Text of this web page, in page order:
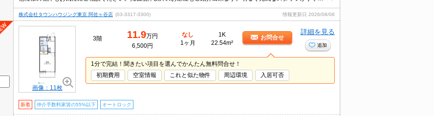
株式会社タウンハウジング東京 阿佐ヶ谷店 (03-3317-3300) 情報更新日 2026/08/06
画像：11枚
3階 11.9万円
6,500円
なし
1ヶ月
1K
22.54m²
お問合せ
詳細を見る
追加
1分で完結！聞きたい項目を選んでかんたん無料問合せ！
初期費用
空室情報 これと似た物件 周辺環境 入居可否
新着 仲介手数料家賃の55%以下 オートロック